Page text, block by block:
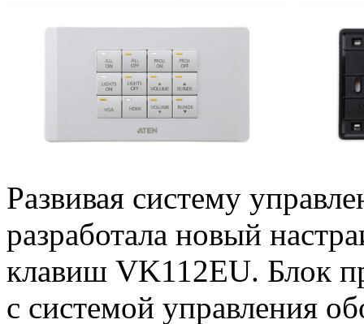
Развивая систему
разработала новый
клавиш VK112EU. Блок
с системой управления